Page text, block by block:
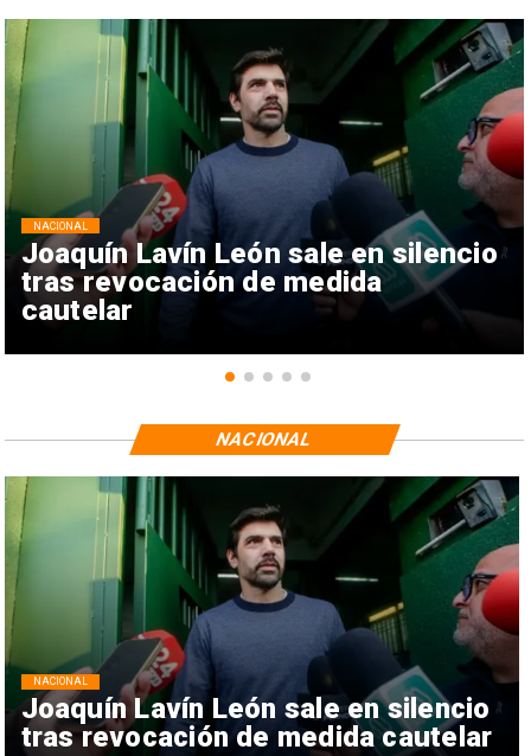
Joaquín Lavín León sale en silencio
tras revocación de medida
cautelar
NACIONAL
Joaquín Lavín León sale en silencio
tras revocación de medida cautelar
NACIONAL
NACIONAL